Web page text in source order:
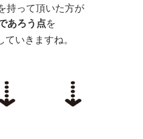
持って頂いた方が
あろう点を
ていきますね。